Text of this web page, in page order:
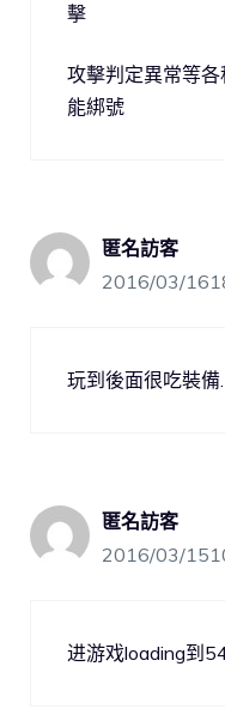
擊
攻擊判定異常等
能綁號
匿名訪客
2016/03/
玩到後面很吃裝
匿名訪客
2016/03/
进游戏loading到